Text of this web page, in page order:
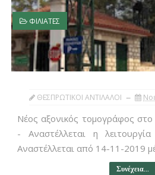
ΦΙΛΙΑΤΕΣ
ΘΕΣΠΡΩΤΙΚΟΙ ΑΝΤΙΛΑΛΟΙ
Νέος αξονικός τομογράφος
- Αναστέλλεται η
Αναστέλλεται από 14-11-2019
Συνέχεια...